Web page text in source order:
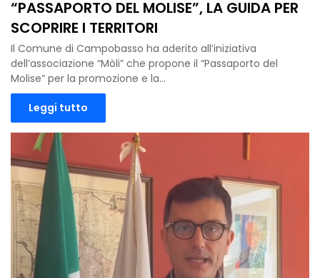
“PASSAPORTO DEL MOLISE”, LA GUIDA PER
SCOPRIRE I TERRITORI
Il Comune di Campobasso ha aderito all’iniziativa
dell’associazione “Mòli” che propone il “Passaporto del
Molise” per la promozione e la…
Leggi tutto